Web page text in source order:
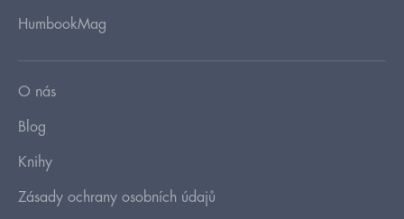
HumbookMag
O nás
Blog
Knihy
Zásady ochrany osobních údajů